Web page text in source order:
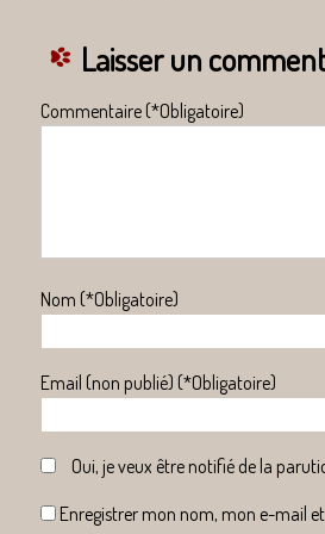
Laisser un
Commentaire (*Obligatoire)
Nom (*Obligatoire)
Email (non publié) (*Obligatoire)
Oui, je veux être notifié de la
Enregistrer mon nom, mon e-mail